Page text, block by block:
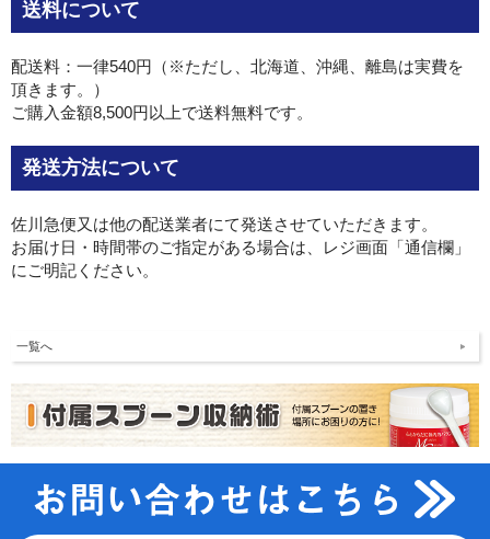
送料について
配送料：一律540円（※ただし、北海道、沖縄、離島は実費を
頂きます。）
ご購入金額8,500円以上で送料無料です。
発送方法について
佐川急便又は他の配送業者にて発送させていただきます。
お届け日・時間帯のご指定がある場合は、レジ画面「通信欄」
にご明記ください。
一覧へ